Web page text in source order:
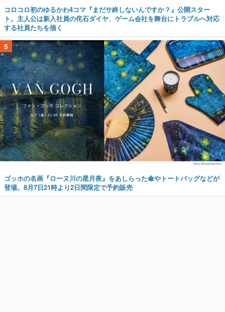
コロコロ初のゆるかわ4コマ『まだサ終しないんですか？』公開スター
ト。主人公は新入社員の侘石ダイヤ、ゲーム会社を舞台にトラブルへ対応
する社員たちを描く
5
ゴッホの名画『ローヌ川の星月夜』をあしらった傘やトートバッグなどが
登場。8月7日21時より2日間限定で予約販売